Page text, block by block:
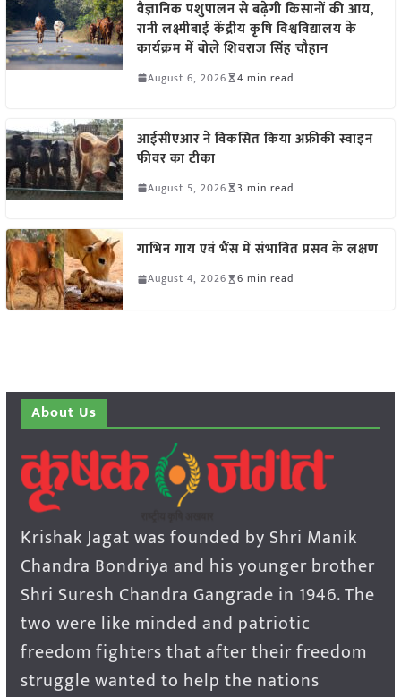
वैज्ञानिक पशुपालन से बढ़ेगी किसानों की आय,
रानी लक्ष्मीबाई केंद्रीय कृषि विश्वविद्यालय के
कार्यक्रम में बोले शिवराज सिंह चौहान
August 6, 2026 4 min read
आईसीएआर ने विकसित किया अफ्रीकी स्वाइन
फीवर का टीका
August 5, 2026 3 min read
गाभिन गाय एवं भैंस में संभावित प्रसव के लक्षण
August 4, 2026 6 min read
About Us
Krishak Jagat was founded by Shri Manik
Chandra Bondriya and his younger brother
Shri Suresh Chandra Gangrade in 1946. The
two were like minded and patriotic
freedom fighters that after their freedom
struggle wanted to help the nations